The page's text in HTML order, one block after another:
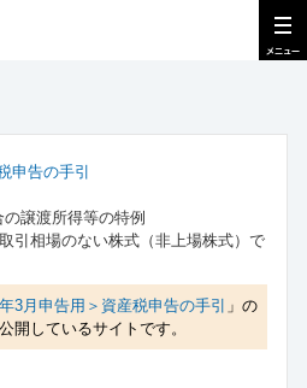
申告の手引
譲渡所得等の特例
引相場のない株式（非上場株式）で
3月申告用＞資産税申告の手引
」の
開しているサイトです。